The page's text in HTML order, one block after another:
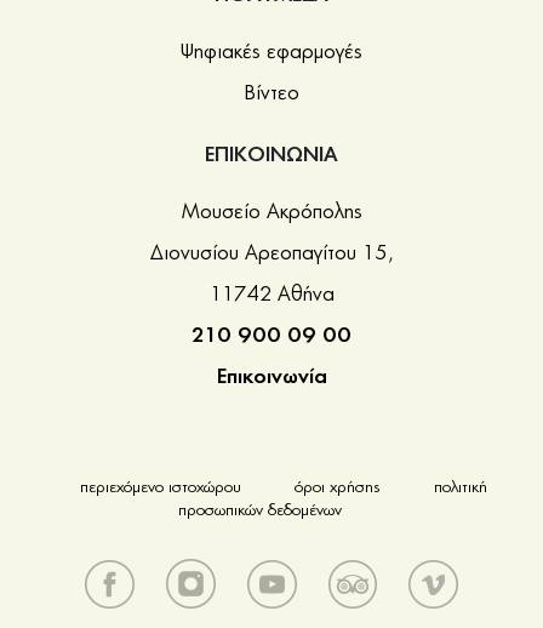
Ψηφιακές εφαρμογές
Βίντεο
ΕΠΙΚΟΙΝΩΝΙΑ
Μουσείο Ακρόπολης
Διονυσίου Αρεοπαγίτου 15,
11742 Αθήνα
210 900 09 00
Επικοινωνία
περιεχόμενο ιστοχώρου όροι χρήσης
πολιτική
προσωπικών δεδομένων